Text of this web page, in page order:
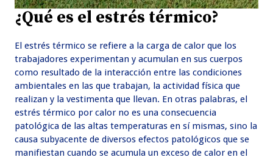
¿Qué es el estrés térmico?
El estrés térmico se refiere a la carga de calor que los
trabajadores experimentan y acumulan en sus cuerpos
como resultado de la interacción entre las condiciones
ambientales en las que trabajan, la actividad física que
realizan y la vestimenta que llevan. En otras palabras, el
estrés térmico por calor no es una consecuencia
patológica de las altas temperaturas en sí mismas, sino la
causa subyacente de diversos efectos patológicos que se
manifiestan cuando se acumula un exceso de calor en el